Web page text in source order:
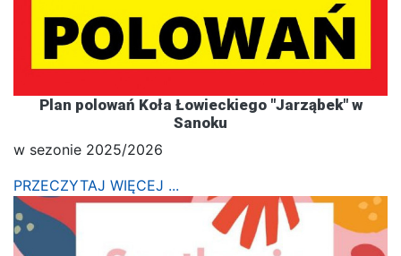
Plan polowań Koła Łowieckiego "Jarząbek" w
Sanoku
w sezonie 2025/2026
PRZECZYTAJ WIĘCEJ ...